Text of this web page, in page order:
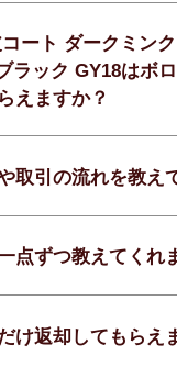
ート ダークミン
ラック GY18はボ
えますか？
取引の流れを教え
点ずつ教えてくれ
け返却してもらえ